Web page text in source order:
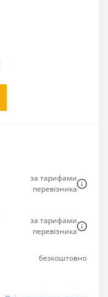
за тарифами
перевізника
за тарифами
перевізника
безкоштовно